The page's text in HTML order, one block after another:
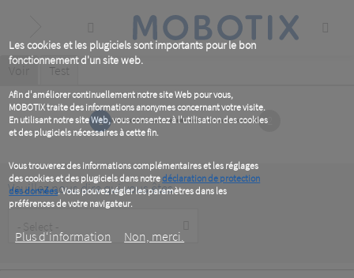
Les cookies et les plugiciels sont importants pour le bon
fonctionnement d'un site web.
Afin d'améliorer continuellement notre site Web pour vous,
MOBOTIX traite des informations anonymes concernant votre visite.
En utilisant notre site Web, vous consentez à l'utilisation des cookies
et des plugiciels nécessaires à cette fin.
Vous trouverez des informations complémentaires et les réglages
des cookies et des plugiciels dans notredéclaration de protection
des données. Vous pouvez régler les paramètres dans les
préférences de votre navigateur.
Plus d‘information Non, merci.
content
Primary
tabs
Voir (active
Test
1 2
Veuillez nous dire qui vous êtes
Type